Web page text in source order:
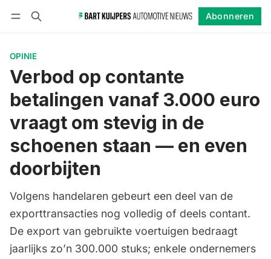
Abonneren
OPINIE
Verbod op contante
betalingen vanaf 3.000 euro
vraagt om stevig in de
schoenen staan — en even
doorbijten
Volgens handelaren gebeurt een deel van de
exporttransacties nog volledig of deels contant.
De export van gebruikte voertuigen bedraagt
jaarlijks zo’n 300.000 stuks; enkele ondernemers